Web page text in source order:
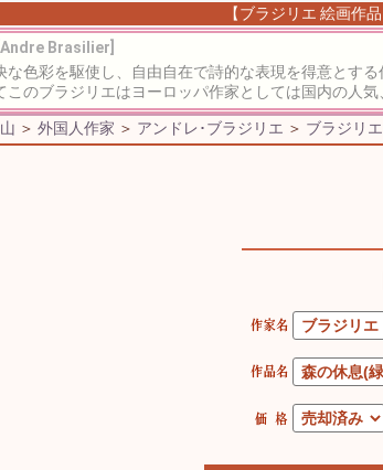
【ブラジリエ 絵画作
Brasilier]
な色彩を駆使し、自由自在で詩的な表現を得意とす
このブラジリエはヨーロッパ作家としては国内の人気
＞ 外国人作家 ＞ アンドレ･ブラジリエ ＞ ブラジリ